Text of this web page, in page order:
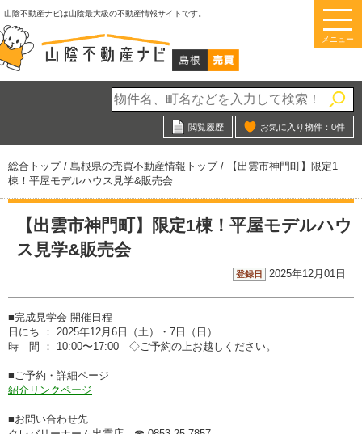
このページの本文へ
山陰不動産ナビは山陰最大級の不動産情報サイトです。
メニュー
閲覧履歴 お気に入り物件： 0件
現
在
の
総合トップ/ 島根県の売買不動産情報トップ/
【出雲市神門町】限定1
棟！平屋モデルハウス見学&販売会
【出雲市神門町】限定1棟！平屋モデルハウ
ス見学&販売会
登録日 2025年12月01日
■完成見学会 開催日程
日にち ： 2025年12月6日（土）・7日（日）
時 間 ： 10:00〜17:00 ◇ご予約の上お越しください。
■ご予約・詳細ページ
紹介リンクページ
■お問い合わせ先